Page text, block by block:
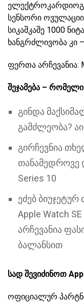
სენსორი
სიკაშკაშე 1000
ხანგრძლივობა კი
ფერთა არჩევანია:
შეჯამება –
გინდა
გამძლეობა?
გირჩევნია
თანამედროვე
Series 10
ეძებ
Apple Watch
არჩევანია
ბალანსით
სად შევიძინოთ
ოფიციალურ